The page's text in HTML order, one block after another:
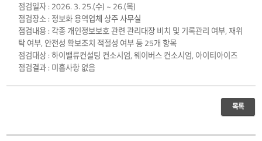
점검일자 : 2026. 3. 25.(수) ~ 26.(목)
점검장소 : 정보화 용역업체 상주 사무실
점검내용 : 각종 개인정보보호 관련 관리대장 비치 및 기록관리 여부, 재위
탁 여부, 안전성 확보조치 적절성 여부 등 25개 항목
점검대상 : 하이밸류컨설팅 컨소시엄, 웨이버스 컨소시엄, 아이티아이즈
점검결과 : 미흡사항 없음
목록